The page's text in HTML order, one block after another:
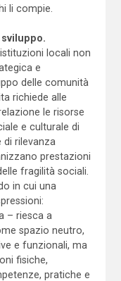
li compie.
locali non
e
delle comunità
richiede alle
le risorse
e culturale di
rilevanza
prestazioni
fragilità sociali.
in cui una
– riesca a
spazio neutro,
e funzionali, ma
fisiche,
pratiche e